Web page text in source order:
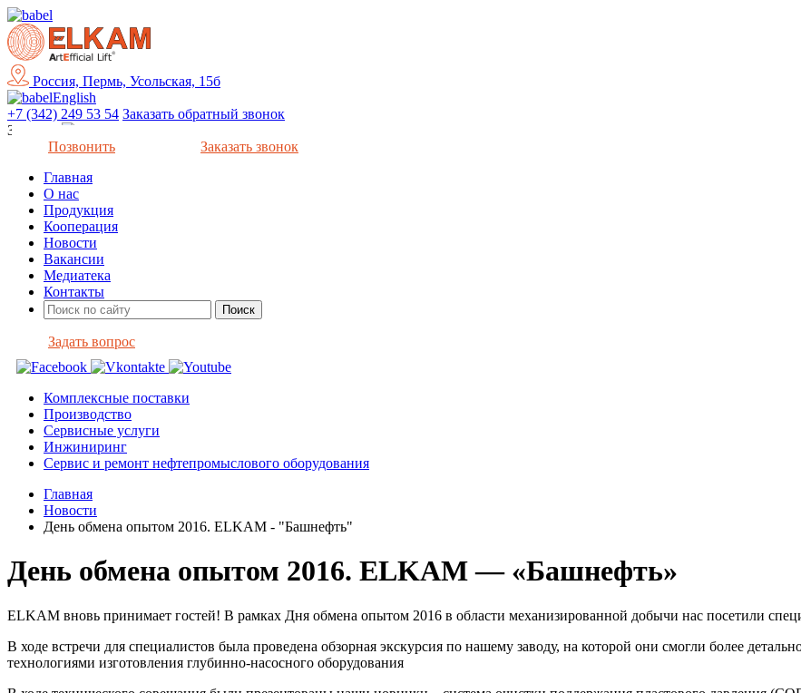
Россия, Пермь, Усольская, 15б
English
+7 (342) 249 53 54 Заказать обратный звонок
Закрыть
Позвонить
Заказать звонок
Главная
О нас
Продукция
Кооперация
Новости
Вакансии
Медиатека
Контакты
Задать вопрос
Комплексные поставки
Производство
Сервисные услуги
Инжиниринг
Сервис и ремонт нефтепромыслового оборудования
Главная
Новости
День обмена опытом 2016. ELKAM - "Башнефть"
День обмена опытом 2016. ELKAM — «Башнефть»
ELKAM вновь принимает гостей! В рамках Дня обмена опытом 2016 в области механизированной добычи нас посетили
В ходе встречи для специалистов была проведена обзорная экскурсия по нашему заводу, на которой они смогли более
технологиями изготовления глубинно-насосного оборудования